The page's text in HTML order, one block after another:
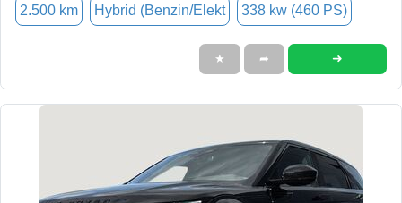
2.500 km Hybrid (Benzin/Elekt 338 kw (460 PS)
★ ➦ ➜